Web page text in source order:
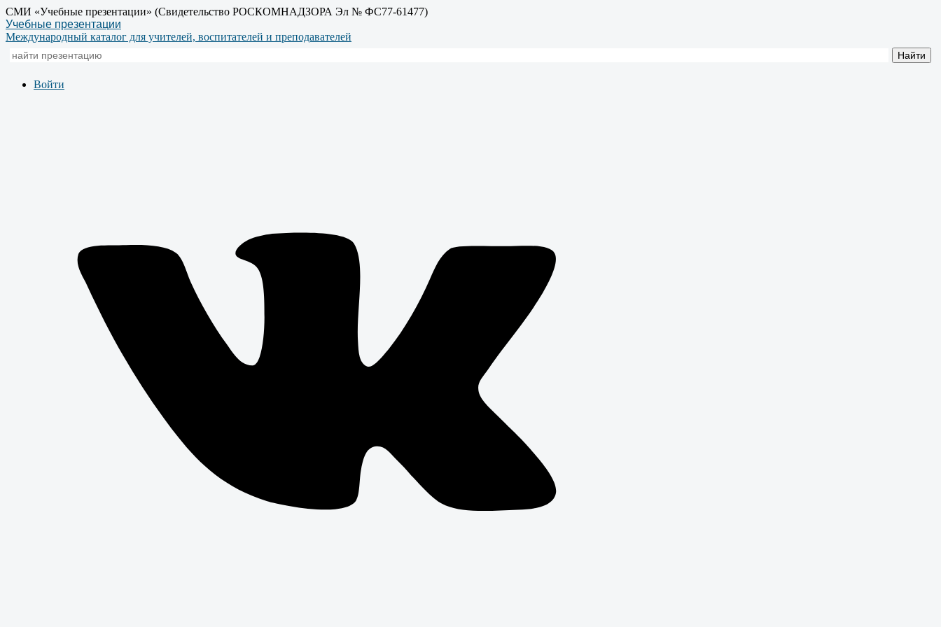
СМИ «Учебные презентации» (Свидетельство РОСКОМНАДЗОРА Эл № ФС77-61477)
Учебные презентации
Международный каталог для учителей, воспитателей и преподавателей
Войти